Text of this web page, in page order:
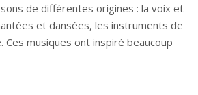
de différentes origines : la voix et
et dansées, les instruments de
musiques ont inspiré beaucoup